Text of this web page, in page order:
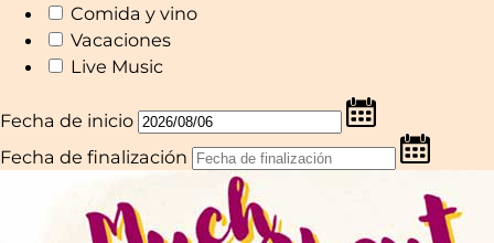
Comida y vino
Vacaciones
Live Music
Fecha de inicio
Fecha de finalización